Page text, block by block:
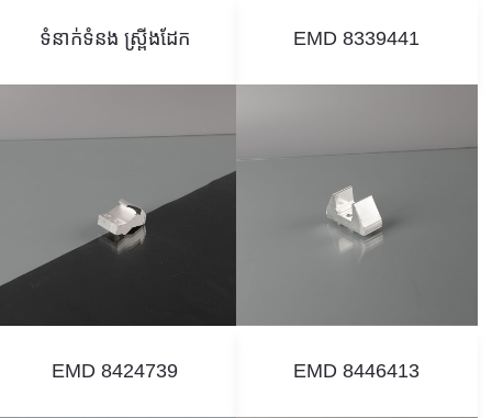
ទំនាក់ទំនង ស្ព្រីងដែក EMD 8339441
EMD 8424739 EMD 8446413